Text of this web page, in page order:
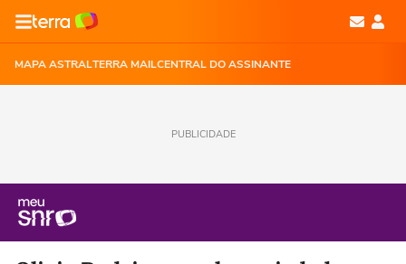
MAPA ASTRALTERRA MAILCENTRAL DO ASSINANTE
PUBLICIDADE